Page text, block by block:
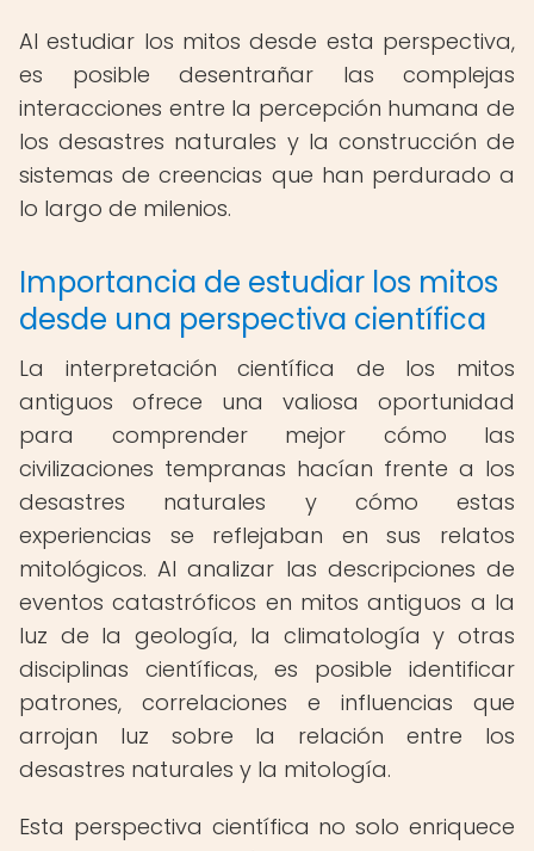
Al estudiar los mitos desde esta perspectiva,
es posible desentrañar las complejas
interacciones entre la percepción humana de
los desastres naturales y la construcción de
sistemas de creencias que han perdurado a
lo largo de milenios.
Importancia de estudiar los mitos
desde una perspectiva científica
La interpretación científica de los mitos
antiguos ofrece una valiosa oportunidad
para comprender mejor cómo las
civilizaciones tempranas hacían frente a los
desastres naturales y cómo estas
experiencias se reflejaban en sus relatos
mitológicos. Al analizar las descripciones de
eventos catastróficos en mitos antiguos a la
luz de la geología, la climatología y otras
disciplinas científicas, es posible identificar
patrones, correlaciones e influencias que
arrojan luz sobre la relación entre los
desastres naturales y la mitología.
Esta perspectiva científica no solo enriquece